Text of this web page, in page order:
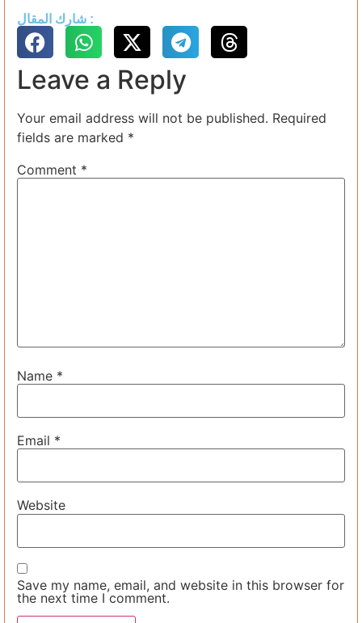
شارك المقال :
Leave a Reply
Your email address will not be published. Required
fields are marked *
Comment *
Name *
Email *
Website
Save my name, email, and website in this browser for
the next time I comment.